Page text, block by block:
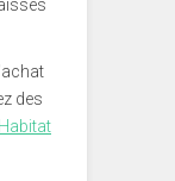
des
Habitat